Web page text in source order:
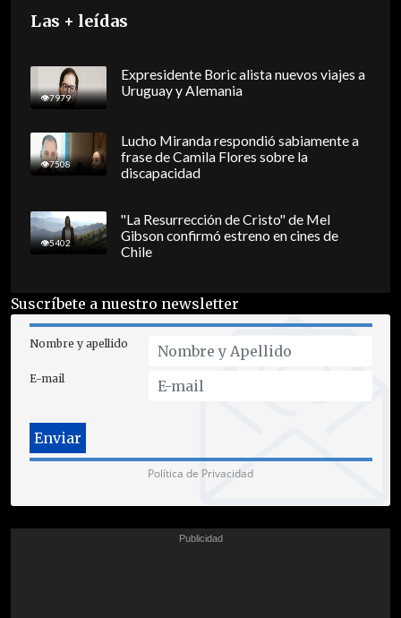
Las + leídas
7979
Expresidente Boric alista nuevos viajes a
Uruguay y Alemania
7508
Lucho Miranda respondió sabiamente a
frase de Camila Flores sobre la
discapacidad
5402
"La Resurrección de Cristo" de Mel
Gibson confirmó estreno en cines de
Chile
Suscríbete a nuestro newsletter
Nombre y apellido
E-mail
Política de Privacidad